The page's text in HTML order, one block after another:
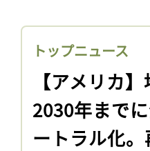
トップニュース
【アメリカ
2030年まで
ートラル化